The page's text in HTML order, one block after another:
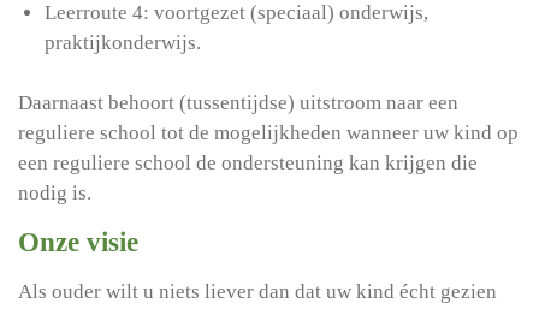
Leerroute 4: voortgezet (speciaal) onderwijs,
praktijkonderwijs.
Daarnaast behoort (tussentijdse) uitstroom naar een
reguliere school tot de mogelijkheden wanneer uw kind op
een reguliere school de ondersteuning kan krijgen die
nodig is.
Onze visie
Als ouder wilt u niets liever dan dat uw kind écht gezien